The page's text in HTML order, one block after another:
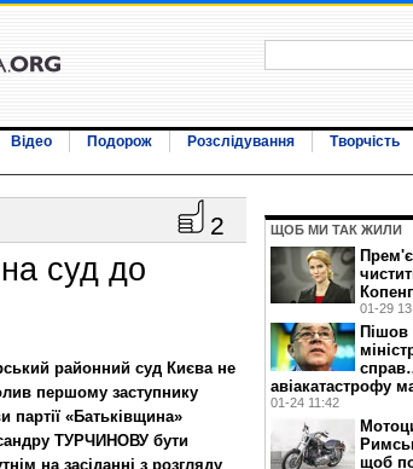
Відео Подорож Розслідування Творчість
2
суд до
районний суд Києва не
першому заступнику
партії «Батьківщина»
ТУРЧИНОВУ бути
на засіданні з розгляду
ЩОБ МИ ТАК ЖИЛИ
01-29
Пішов
авіакатастрофу
01-24 11:42
щоб